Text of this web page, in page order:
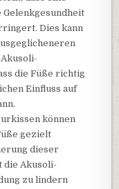
Dies kann
die Füße richtig
Einfluss auf
können
gezielt
dieser
die Akusoli-
zu lindern